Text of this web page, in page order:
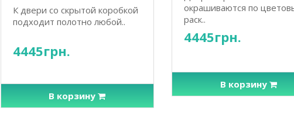
К двери со скрытой коробкой
подходит полотно любой..
4445грн.
В корзину
окрашиваются по
раск..
4445грн.
В корзину